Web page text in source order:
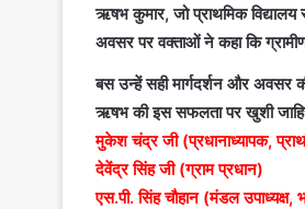
ऋषभ कुमार, जो प्राथमिक
अवसर पर वक्ताओं ने कहा कि
बस उन्हें सही मार्गदर्शन और अवसर
ऋषभ की इस सफलता पर खुशी
मुकेश चंद्र जी (प्रधानाध्यापक,
देवेंद्र सिंह जी (ग्राम प्रधान)
एस.पी. सिंह चौहान (मंडल उपाध्यक्ष,